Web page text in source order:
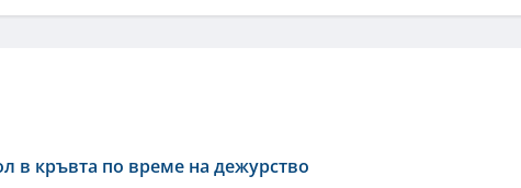
в кръвта по време на дежурство